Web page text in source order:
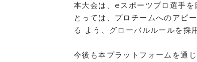
本大会は、eスポーツプロ選手
とっては、プロチームへのアピ
る よう、グローバルルールを採
今後も本プラットフォームを通